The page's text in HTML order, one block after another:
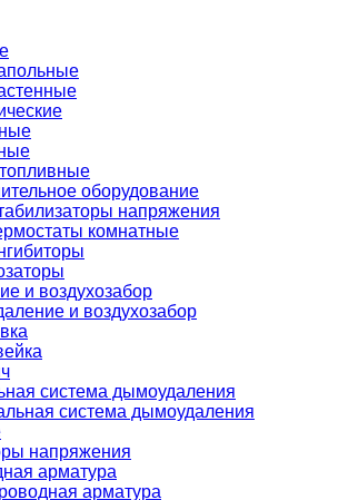
оборудование
напряжения
комнатные
и воздухозабор
и воздухозабор
система дымоудаления
система дымоудаления
напряжения
арматура
арматура